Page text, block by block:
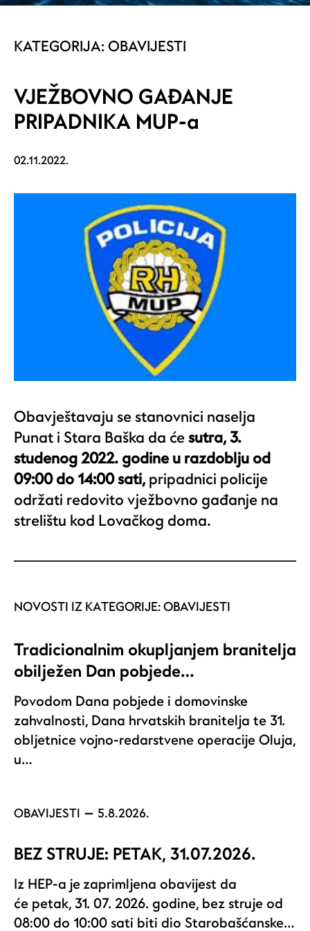
KATEGORIJA: OBAVIJESTI
VJEŽBOVNO GAĐANJE
PRIPADNIKA MUP-a
02.11.2022.
Obavještavaju se stanovnici naselja
Punat i Stara Baška da ćesutra, 3.
studenog 2022. godine u razdoblju od
09:00 do 14:00 sati,pripadnici policije
održati redovito vježbovno gađanje na
strelištu kod Lovačkog doma.
NOVOSTI IZ KATEGORIJE:OBAVIJESTI
Tradicionalnim okupljanjem branitelja
obilježen Dan pobjede…
Povodom Dana pobjede i domovinske
zahvalnosti, Dana hrvatskih branitelja te 31.
obljetnice vojno-redarstvene operacije Oluja,
u…
OBAVIJESTI 5.8.2026.
BEZ STRUJE: PETAK, 31.07.2026.
Iz HEP-a je zaprimljena obavijest da
će petak, 31. 07. 2026. godine, bez struje od
08:00 do 10:00 sati biti dio Starobašćanske…